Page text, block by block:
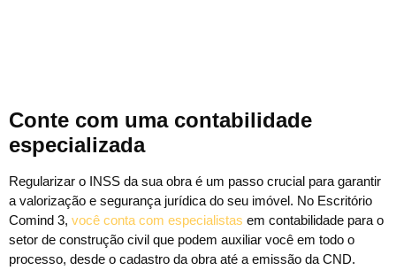
Conte com uma contabilidade
especializada
Regularizar o INSS da sua obra é um passo crucial para garantir
a valorização e segurança jurídica do seu imóvel. No Escritório
Comind 3, você conta com especialistas em contabilidade para o
setor de construção civil que podem auxiliar você em todo o
processo, desde o cadastro da obra até a emissão da CND.